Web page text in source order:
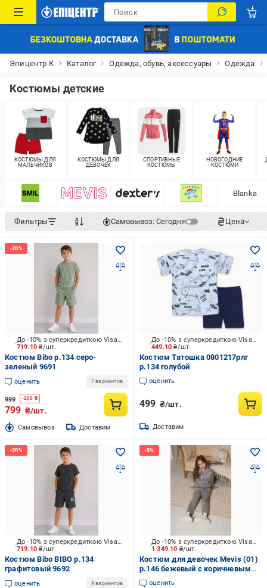
Эпицентр К Каталог Одежда, обувь, аксессуары Одежда
Костюмы детские
КОСТЮМЫ ДЛЯ
МАЛЬЧИКОВ
КОСТЮМЫ ДЛЯ
ДЕВОЧЕК
СПОРТИВНЫЕ
КОСТЮМЫ
НОВОГОДНИЕ
КОСТЮМИ
Blanka
Фильтры Самовывоз: Сегодня Цена
719.10₴/шт.
До -10% з суперкредиткою Visa Вигода
Костюм Bibo р.134 серо-
зеленый 9691
оценить 7 вариантов
999 -200 ₴
799 ₴/шт.
Cамовывоз Доставим
449.10₴/шт.
До -10% з суперкредиткою Visa Вигода
Костюм Татошка 0801217рлг
р.134 голубой
оценить
499 ₴/шт.
Доставим
719.10₴/шт.
До -10% з суперкредиткою Visa Вигода
Костюм Bibo BIBO р.134
графитовый 9692
оценить 9 вариантов
1 349.10 ₴/шт.
До -10% з суперкредиткою Visa Вигода
Костюм для девочек Mevis (01)
р.146 бежевый с коричневым
Арт. 5077
оценить